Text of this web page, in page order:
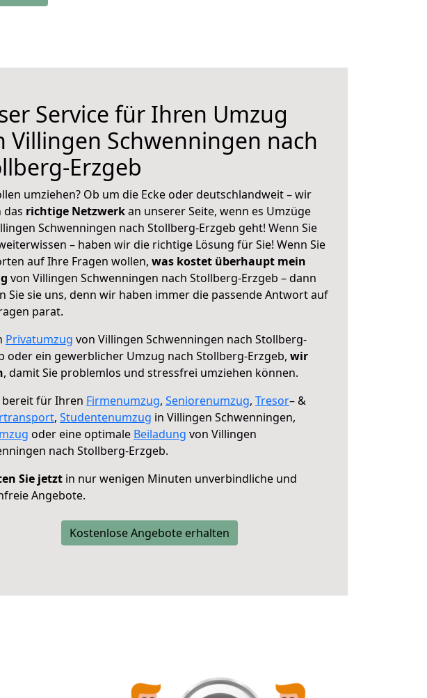
Service für Ihren Umzug
Villingen Schwenningen nach
Erzgeb
umziehen? Ob um die Ecke oder deutschlandweit – wir
das richtige Netzwerkan unserer Seite, wenn es Umzüge
Schwenningen nach Stollberg-Erzgeb geht! Wenn Sie
– haben wir die richtige Lösung für Sie! Wenn Sie
auf Ihre Fragen wollen, was kostet überhaupt mein
von Villingen Schwenningen nach Stollberg-Erzgeb – dann
Sie sie uns, denn wir haben immer die passende Antwort auf
parat.
Privatumzug von Villingen Schwenningen nach Stollberg-
oder ein gewerblicher Umzug nach Stollberg-Erzgeb, wir
, damit Sie problemlos und stressfrei umziehen können.
bereit für Ihren Firmenumzug, Seniorenumzug, Tresor– &
, Studentenumzug in Villingen Schwenningen,
oder eine optimale Beiladung von Villingen
nach Stollberg-Erzgeb.
Sie jetzt in nur wenigen Minuten unverbindliche und
Angebote.
Kostenlose Angebote erhalten